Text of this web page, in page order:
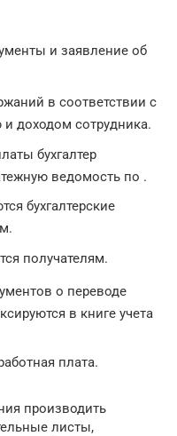
и заявление об
в соответствии с
доходом сотрудника.
бухгалтер
ведомость по .
бухгалтерские
получателям.
о переводе
в книге учета
плата.
производить
листы,